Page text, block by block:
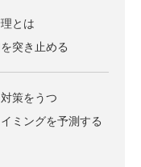
とは
突き止める
策をうつ
ミングを予測する